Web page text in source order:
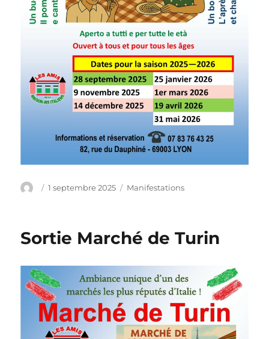
Auteur
Publié
1 septembre 2025 Catégories
Manifestations
Sortie Marché de Turin